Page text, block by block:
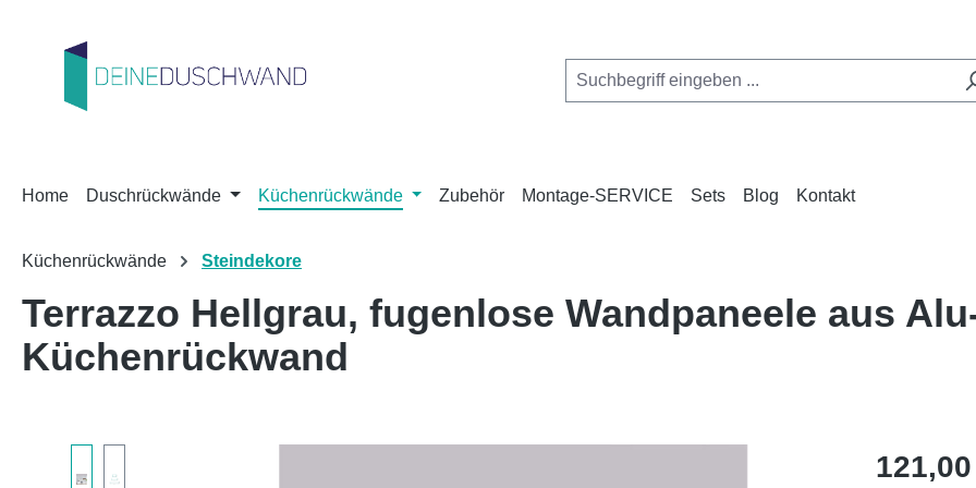
Home Duschrückwände Küchenrückwände Zubehör Montage-SERVICE Sets Blog Kontakt
Küchenrückwände Steindekore
Terrazzo Hellgrau, fugenlose Wandpaneele aus
Küchenrückwand
Regulärer